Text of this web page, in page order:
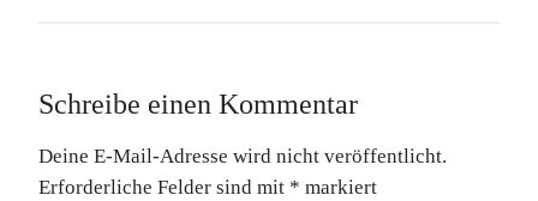
Schreibe einen Kommentar
Deine E-Mail-Adresse wird nicht veröffentlicht.
Erforderliche Felder sind mit * markiert